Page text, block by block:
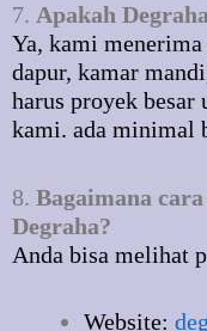
7. Apakah
Ya, kami
dapur, kamar
harus proyek besar
kami. ada minimal
8. Bagaimana
Degraha?
Anda bisa melihat
Website: